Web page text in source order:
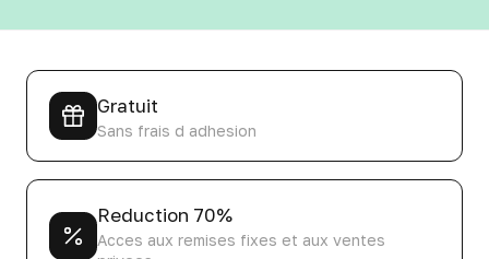
Gratuit
Sans frais d adhesion
Reduction 70%
Acces aux remises fixes et aux ventes